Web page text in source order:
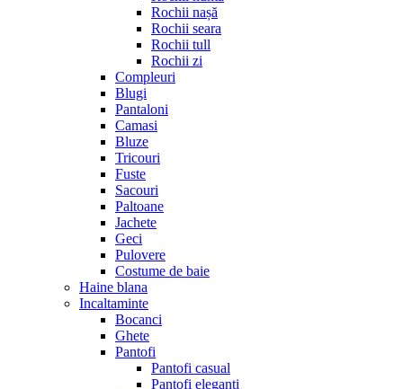
Rochii nașă
Rochii seara
Rochii tull
Rochii zi
Compleuri
Blugi
Pantaloni
Camasi
Bluze
Tricouri
Fuste
Sacouri
Paltoane
Jachete
Geci
Pulovere
Costume de baie
Haine blana
Incaltaminte
Bocanci
Ghete
Pantofi
Pantofi casual
Pantofi eleganti